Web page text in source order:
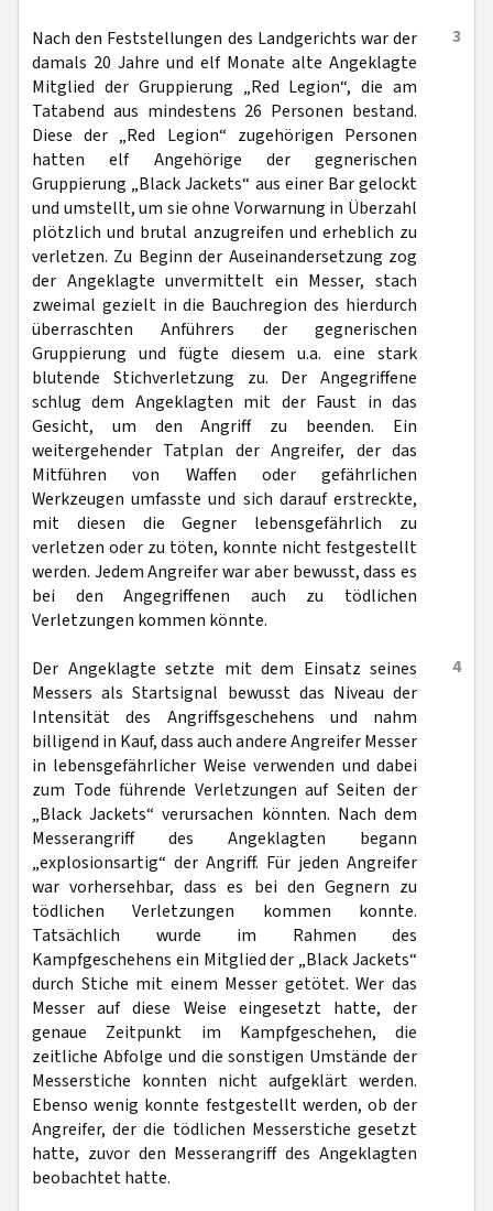
3
Nach den Feststellungen des Landgerichts war der
damals 20 Jahre und elf Monate alte Angeklagte
Mitglied der Gruppierung „Red Legion“, die am
Tatabend aus mindestens 26 Personen bestand.
Diese der „Red Legion“ zugehörigen Personen
hatten elf Angehörige der gegnerischen
Gruppierung „Black Jackets“ aus einer Bar gelockt
und umstellt, um sie ohne Vorwarnung in Überzahl
plötzlich und brutal anzugreifen und erheblich zu
verletzen. Zu Beginn der Auseinandersetzung zog
der Angeklagte unvermittelt ein Messer, stach
zweimal gezielt in die Bauchregion des hierdurch
überraschten Anführers der gegnerischen
Gruppierung und fügte diesem u.a. eine stark
blutende Stichverletzung zu. Der Angegriffene
schlug dem Angeklagten mit der Faust in das
Gesicht, um den Angriff zu beenden. Ein
weitergehender Tatplan der Angreifer, der das
Mitführen von Waffen oder gefährlichen
Werkzeugen umfasste und sich darauf erstreckte,
mit diesen die Gegner lebensgefährlich zu
verletzen oder zu töten, konnte nicht festgestellt
werden. Jedem Angreifer war aber bewusst, dass es
bei den Angegriffenen auch zu tödlichen
Verletzungen kommen könnte.
4
Der Angeklagte setzte mit dem Einsatz seines
Messers als Startsignal bewusst das Niveau der
Intensität des Angriffsgeschehens und nahm
billigend in Kauf, dass auch andere Angreifer Messer
in lebensgefährlicher Weise verwenden und dabei
zum Tode führende Verletzungen auf Seiten der
„Black Jackets“ verursachen könnten. Nach dem
Messerangriff des Angeklagten begann
„explosionsartig“ der Angriff. Für jeden Angreifer
war vorhersehbar, dass es bei den Gegnern zu
tödlichen Verletzungen kommen konnte.
Tatsächlich wurde im Rahmen des
Kampfgeschehens ein Mitglied der „Black Jackets“
durch Stiche mit einem Messer getötet. Wer das
Messer auf diese Weise eingesetzt hatte, der
genaue Zeitpunkt im Kampfgeschehen, die
zeitliche Abfolge und die sonstigen Umstände der
Messerstiche konnten nicht aufgeklärt werden.
Ebenso wenig konnte festgestellt werden, ob der
Angreifer, der die tödlichen Messerstiche gesetzt
hatte, zuvor den Messerangriff des Angeklagten
beobachtet hatte.